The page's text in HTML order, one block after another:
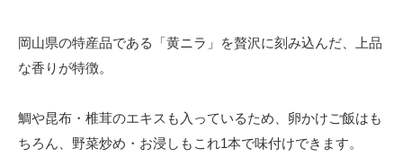
岡山県の特産品である「黄ニラ」を贅沢に刻み込んだ、上品
な香りが特徴。
鯛や昆布・椎茸のエキスも入っているため、卵かけご飯はも
ちろん、野菜炒め・お浸しもこれ1本で味付けできます。